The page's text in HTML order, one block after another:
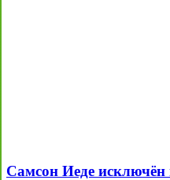
Самсон Иеде